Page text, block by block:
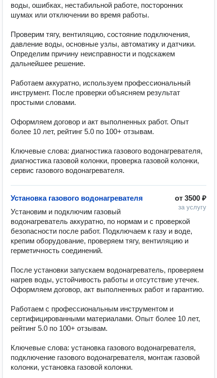
воды, ошибках, нестабильной работе, посторонних
шумах или отключении во время работы.
Проверим тягу, вентиляцию, состояние подключения,
давление воды, основные узлы, автоматику и датчики.
Определим причину неисправности и подскажем
дальнейшее решение.
Работаем аккуратно, используем профессиональный
инструмент. После проверки объясняем результат
простыми словами.
Оформляем договор и акт выполненных работ. Опыт
более 10 лет, рейтинг 5.0 по 100+ отзывам.
Ключевые слова: диагностика газового водонагревателя,
диагностика газовой колонки, проверка газовой колонки,
сервис газового водонагревателя.
от 3500 ₽
за услугу
Установка газового водонагревателя
Установим и подключим газовый
водонагреватель аккуратно, по нормам и с проверкой
безопасности после работ. Подключаем к газу и воде,
крепим оборудование, проверяем тягу, вентиляцию и
герметичность соединений.
После установки запускаем водонагреватель, проверяем
нагрев воды, устойчивость работы и отсутствие утечек.
Оформляем договор, акт выполненных работ и гарантию.
Работаем с профессиональным инструментом и
сертифицированными материалами. Опыт более 10 лет,
рейтинг 5.0 по 100+ отзывам.
Ключевые слова: установка газового водонагревателя,
подключение газового водонагревателя, монтаж газовой
колонки, установка газовой колонки.